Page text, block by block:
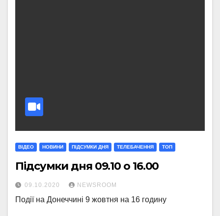
ВІДЕО НОВИНИ ПІДСУМКИ ДНЯ ТЕЛЕБАЧЕННЯ ТОП
Підсумки дня 09.10 о 16.00
09.10.2020 NEWSROOM
Події на Донеччині 9 жовтня на 16 годину